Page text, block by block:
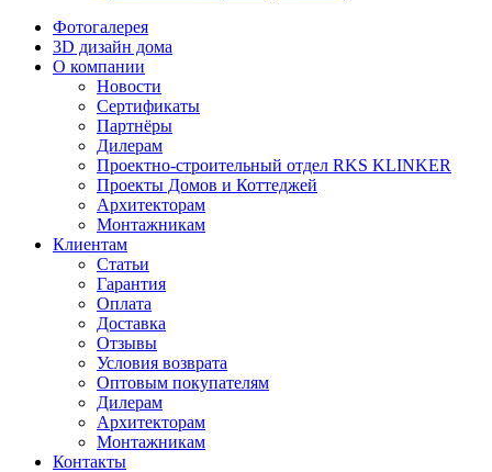
Фотогалерея
3D дизайн дома
О компании
Новости
Сертификаты
Партнёры
Дилерам
Проектно-строительный отдел RKS KLINKER
Проекты Домов и Коттеджей
Архитекторам
Монтажникам
Клиентам
Статьи
Гарантия
Оплата
Доставка
Отзывы
Условия возврата
Оптовым покупателям
Дилерам
Архитекторам
Монтажникам
Контакты